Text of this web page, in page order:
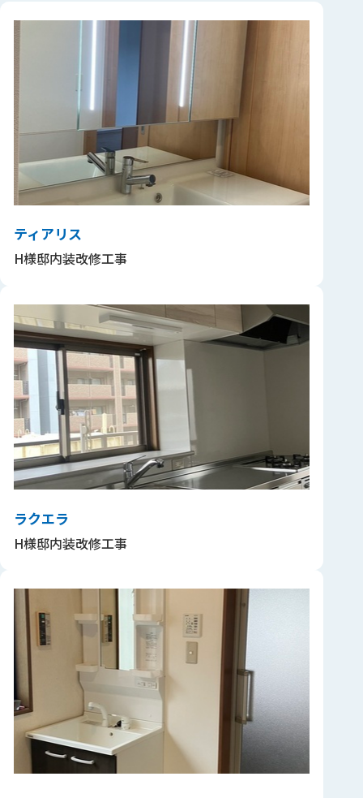
ティアリス
H様邸内装改修工事
ラクエラ
H様邸内装改修工事